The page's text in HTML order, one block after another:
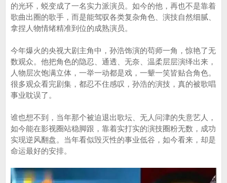
的光环，蜕变成了一名实力派演员。如今的他，再也不是靠着
歌曲出圈的歌手，而是能驾驭各类复杂角色、演技自然细腻、
拿捏人物情绪精准到位的成熟演员。
今年爆火的央视大剧主角中，孙浩饰演的苟师一角，惊艳了无
数观众。他把角色的隐忍、通透、无奈、温柔层层演绎出来，
人物层次饱满立体，一举一动都是戏，一颦一笑皆贴合角色。
很多观众看完剧集，都忍不住感叹，孙浩的演技，真的被歌唱
事业耽误了。
谁也想不到，当年那个被迫退出歌坛、无人问津的失意艺人，
如今能在影视圈站稳脚跟，靠着实打实的演技圈粉无数，成功
实现逆风翻盘。当年看似毁灭性的事业低谷，如今看来，却是
命运最好的安排。